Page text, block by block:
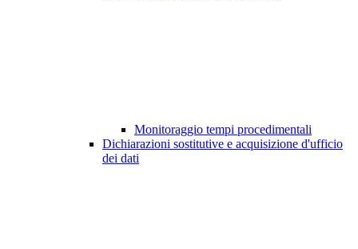
Monitoraggio tempi procedimentali
Dichiarazioni sostitutive e acquisizione d'ufficio
dei dati